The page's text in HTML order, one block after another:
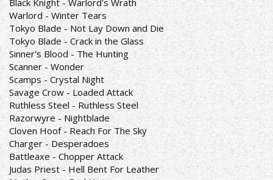
Black Knight - Warlord's Wrath
Warlord - Winter Tears
Tokyo Blade - Not Lay Down and Die
Tokyo Blade - Crack in the Glass
Sinner's Blood - The Hunting
Scanner - Wonder
Scamps - Crystal Night
Savage Crow - Loaded Attack
Ruthless Steel - Ruthless Steel
Razorwyre - Nightblade
Cloven Hoof - Reach For The Sky
Charger - Desperadoes
Battleaxe - Chopper Attack
Judas Priest - Hell Bent For Leather